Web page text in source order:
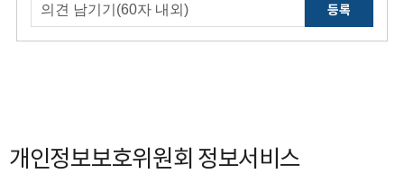
등록
개인정보보호위원회 정보서비스